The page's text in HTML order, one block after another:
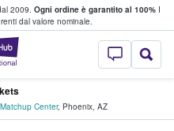
2009. Ogni ordine è garantito al 100%I
dal valore nominale.
StubHub - Dove
biglietti
Center, Phoenix, AZ